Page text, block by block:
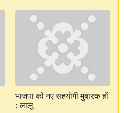
भाजपा को नए सहयोगी मुबारक हों
: लालू